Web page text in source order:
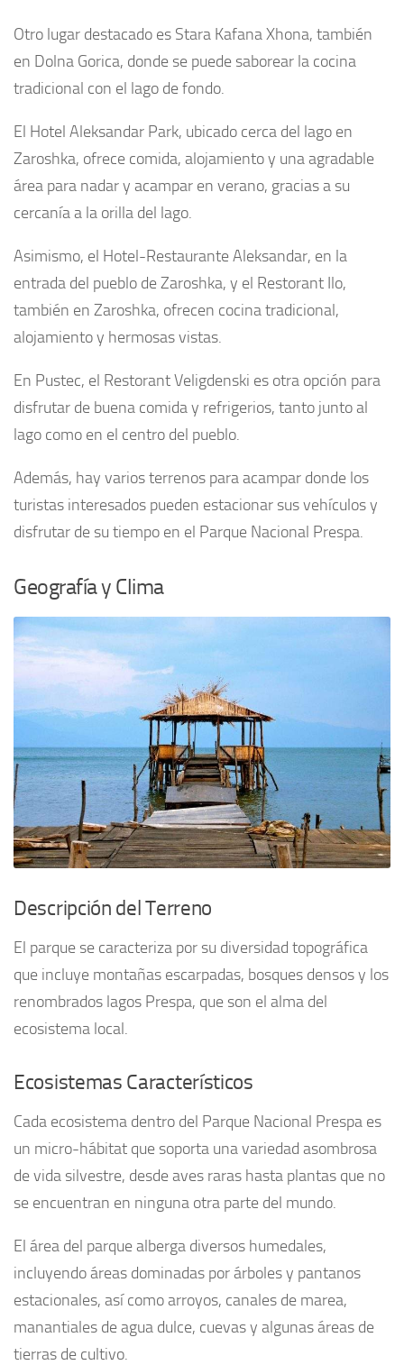
Otro lugar destacado es Stara Kafana Xhona, también
en Dolna Gorica, donde se puede saborear la cocina
tradicional con el lago de fondo.
El Hotel Aleksandar Park, ubicado cerca del lago en
Zaroshka, ofrece comida, alojamiento y una agradable
área para nadar y acampar en verano, gracias a su
cercanía a la orilla del lago.
Asimismo, el Hotel-Restaurante Aleksandar, en la
entrada del pueblo de Zaroshka, y el Restorant Ilo,
también en Zaroshka, ofrecen cocina tradicional,
alojamiento y hermosas vistas.
En Pustec, el Restorant Veligdenski es otra opción para
disfrutar de buena comida y refrigerios, tanto junto al
lago como en el centro del pueblo.
Además, hay varios terrenos para acampar donde los
turistas interesados pueden estacionar sus vehículos y
disfrutar de su tiempo en el Parque Nacional Prespa.
Geografía y Clima
Descripción del Terreno
El parque se caracteriza por su diversidad topográfica
que incluye montañas escarpadas, bosques densos y los
renombrados lagos Prespa, que son el alma del
ecosistema local.
Ecosistemas Característicos
Cada ecosistema dentro del Parque Nacional Prespa es
un micro-hábitat que soporta una variedad asombrosa
de vida silvestre, desde aves raras hasta plantas que no
se encuentran en ninguna otra parte del mundo.
El área del parque alberga diversos humedales,
incluyendo áreas dominadas por árboles y pantanos
estacionales, así como arroyos, canales de marea,
manantiales de agua dulce, cuevas y algunas áreas de
tierras de cultivo.